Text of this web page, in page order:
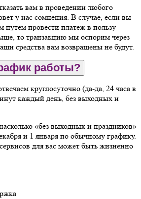
вам в проведении любого
у нас сомнения. В случае, если вы
путем провести платеж в пользу
то транзакцию мы оспорим через
средства вам возвращены не будут.
работы?
круглосуточно (да-да, 24 часа в
каждый день, без выходных и
«без выходных и праздников»
и 1 января по обычному графику.
для вас может быть жизненно